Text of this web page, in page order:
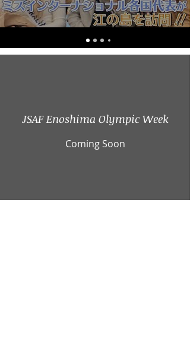
JSAF Enoshima Olympic Week
Coming Soon